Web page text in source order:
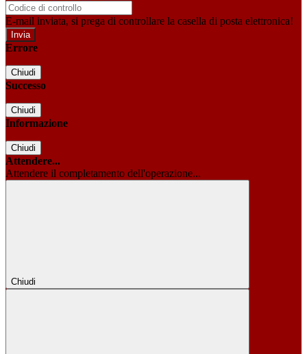
E-mail inviata, si prega di controllare la casella di posta elettronica!
Errore
Chiudi
Successo
Chiudi
Informazione
Chiudi
Attendere...
Attendere il completamento dell'operazione...
Chiudi